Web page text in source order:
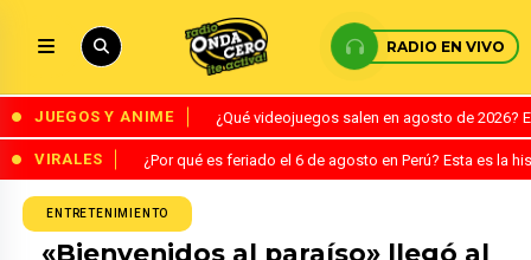
RADIO EN VIVO
JUEGOS Y ANIME ¿Qué videojuegos salen en agosto de
VIRALES ¿Por qué es feriado el 6 de agosto en Perú? Esta es la
ENTRETENIMIENTO
«Bienvenidos al paraíso» llegó al